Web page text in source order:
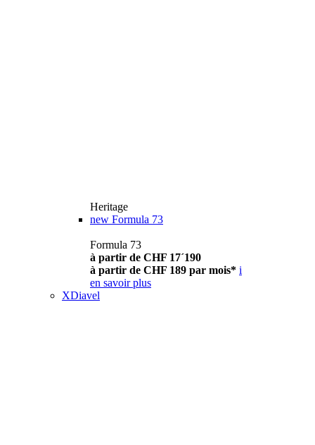
Heritage
new Formula 73
Formula 73
à partir de CHF 17´190
à partir de CHF 189 par mois* i
en savoir plus
XDiavel